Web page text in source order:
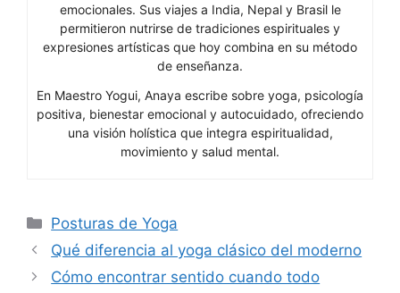
emocionales. Sus viajes a India, Nepal y Brasil le
permitieron nutrirse de tradiciones espirituales y
expresiones artísticas que hoy combina en su método
de enseñanza.
En Maestro Yogui, Anaya escribe sobre yoga, psicología
positiva, bienestar emocional y autocuidado, ofreciendo
una visión holística que integra espiritualidad,
movimiento y salud mental.
Categorías
Posturas de Yoga
Qué diferencia al yoga clásico del moderno
Cómo encontrar sentido cuando todo